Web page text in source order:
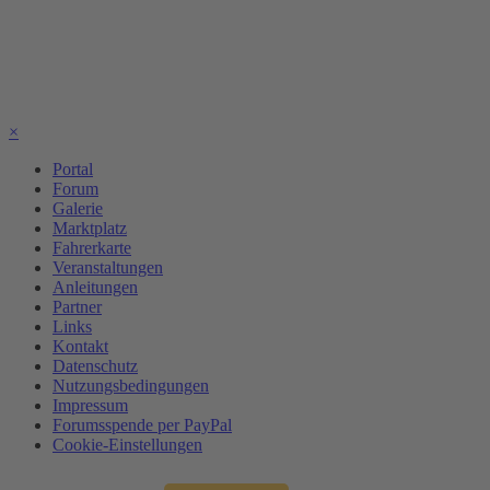
×
Portal
Forum
Galerie
Marktplatz
Fahrerkarte
Veranstaltungen
Anleitungen
Partner
Links
Kontakt
Datenschutz
Nutzungsbedingungen
Impressum
Forumsspende per PayPal
Cookie-Einstellungen